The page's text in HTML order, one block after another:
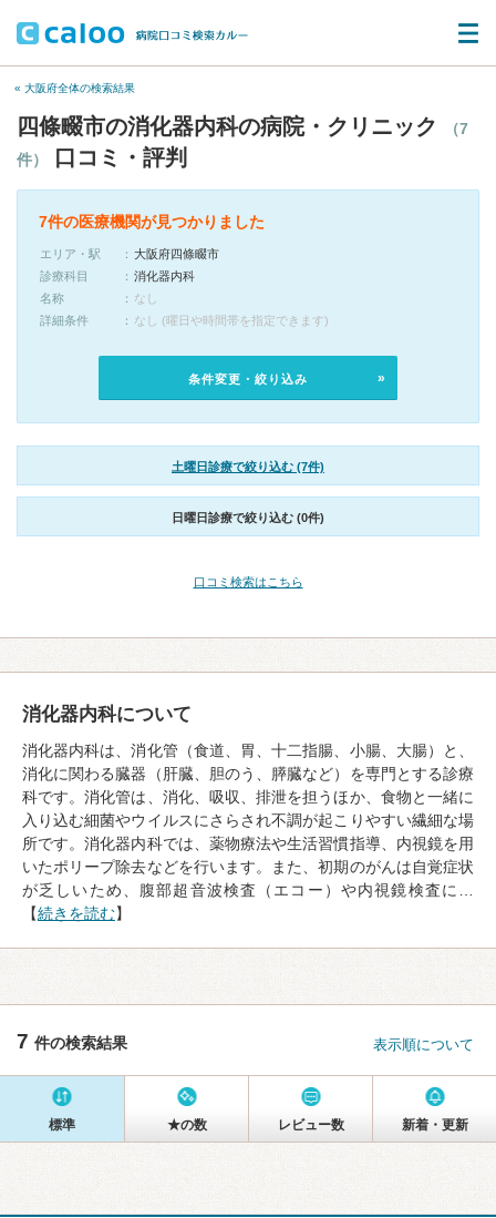
« 大阪府全体の検索結果
四條畷市の消化器内科の病院・クリニック
（7
件）
口コミ・評判
7件の医療機関が見つかりました
エリア・駅
大阪府四條畷市
診療科目
消化器内科
名称
なし
詳細条件
なし (曜日や時間帯を指定できます)
条件変更・絞り込み
土曜日診療で絞り込む (7件)
日曜日診療で絞り込む (0件)
口コミ検索はこちら
消化器内科について
消化器内科は、消化管（食道、胃、十二指腸、小腸、大腸）と、
消化に関わる臓器（肝臓、胆のう、膵臓など）を専門とする診療
科です。消化管は、消化、吸収、排泄を担うほか、食物と一緒に
入り込む細菌やウイルスにさらされ不調が起こりやすい繊細な場
所です。消化器内科では、薬物療法や生活習慣指導、内視鏡を用
いたポリープ除去などを行います。また、初期のがんは自覚症状
が乏しいため、腹部超音波検査（エコー）や内視鏡検査に…
【続きを読む】
7 件の検索結果 表示順について
標準 ★の数 レビュー数 新着・更新